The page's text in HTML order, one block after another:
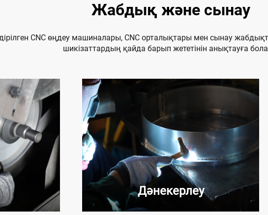
Жабдық және сынау
CNC өңдеу машиналары, CNC орталықтары мен сынау
шикізаттардың қайда барып жететінін анықтауға
Дәнекерлеу